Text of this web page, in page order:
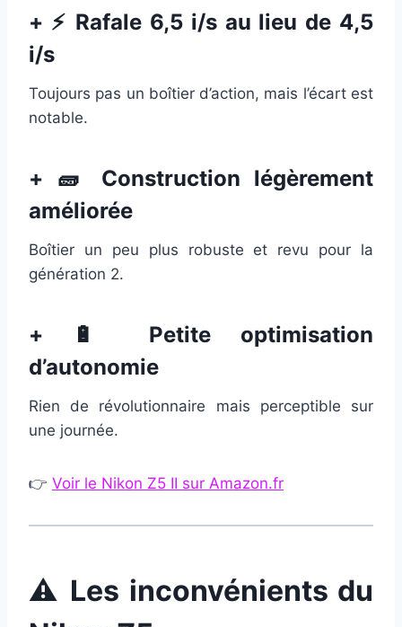
+ ⚡ Rafale 6,5 i/s au lieu de 4,5
i/s
Toujours pas un boîtier d’action, mais l’écart est
notable.
+ 🧱 Construction légèrement
améliorée
Boîtier un peu plus robuste et revu pour la
génération 2.
+ 🔋 Petite optimisation
d’autonomie
Rien de révolutionnaire mais perceptible sur
une journée.
👉 Voir le Nikon Z5 II sur Amazon.fr
⚠️ Les inconvénients du